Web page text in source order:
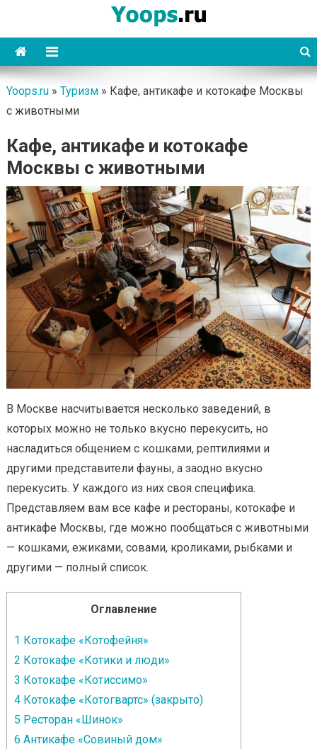
content
Yoops
Yoops.ru» Туризм» Кафе, антикафе и котокафе Москвы
с животными
Кафе, антикафе и котокафе
Москвы с животными
В Москве насчитывается несколько заведений, в
которых можно не только вкусно перекусить, но
насладиться общением с кошками, рептилиями и
другими представители фауны, а заодно вкусно
перекусить. У каждого из них своя специфика.
Представляем вам все кафе и рестораны, котокафе и
антикафе Москвы, где можно пообщаться с животными
— кошками, ежиками, совами, кроликами, рыбками и
другими — полный список.
Оглавление
1 Котокафе «Котофейня»
2 Котокафе «Котики и люди»
3 Котокафе «Котиссимо»
4Котокафе «Котогвартс» (закрыто)
5 Ресторан «Шинок»
6 Антикафе «Совиный дом»